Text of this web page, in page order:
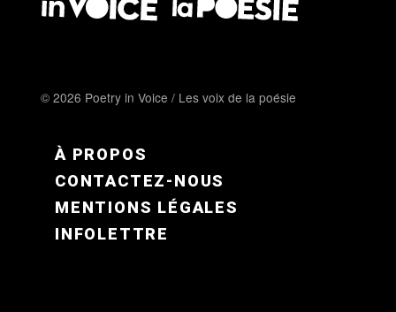
© 2026 Poetry in Voice / Les voix de la poésie
FOOTER MENU FR
À PROPOS
CONTACTEZ-NOUS
MENTIONS LÉGALES
INFOLETTRE